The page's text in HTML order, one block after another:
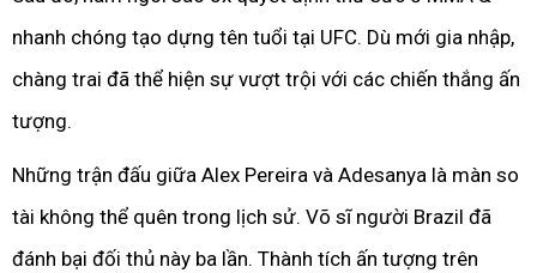
nhanh chóng tạo dựng tên tuổi tại UFC. Dù mới gia nhập,
chàng trai đã thể hiện sự vượt trội với các chiến thắng ấn
tượng.
Những trận đấu giữa Alex Pereira và Adesanya là màn so
tài không thể quên trong lịch sử. Võ sĩ người Brazil đã
đánh bại đối thủ này ba lần. Thành tích ấn tượng trên